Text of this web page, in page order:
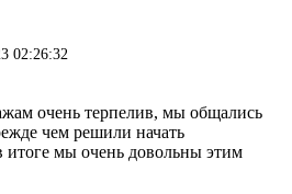
02:26:32
очень терпелив, мы общались
чем решили начать
итоге мы очень довольны этим